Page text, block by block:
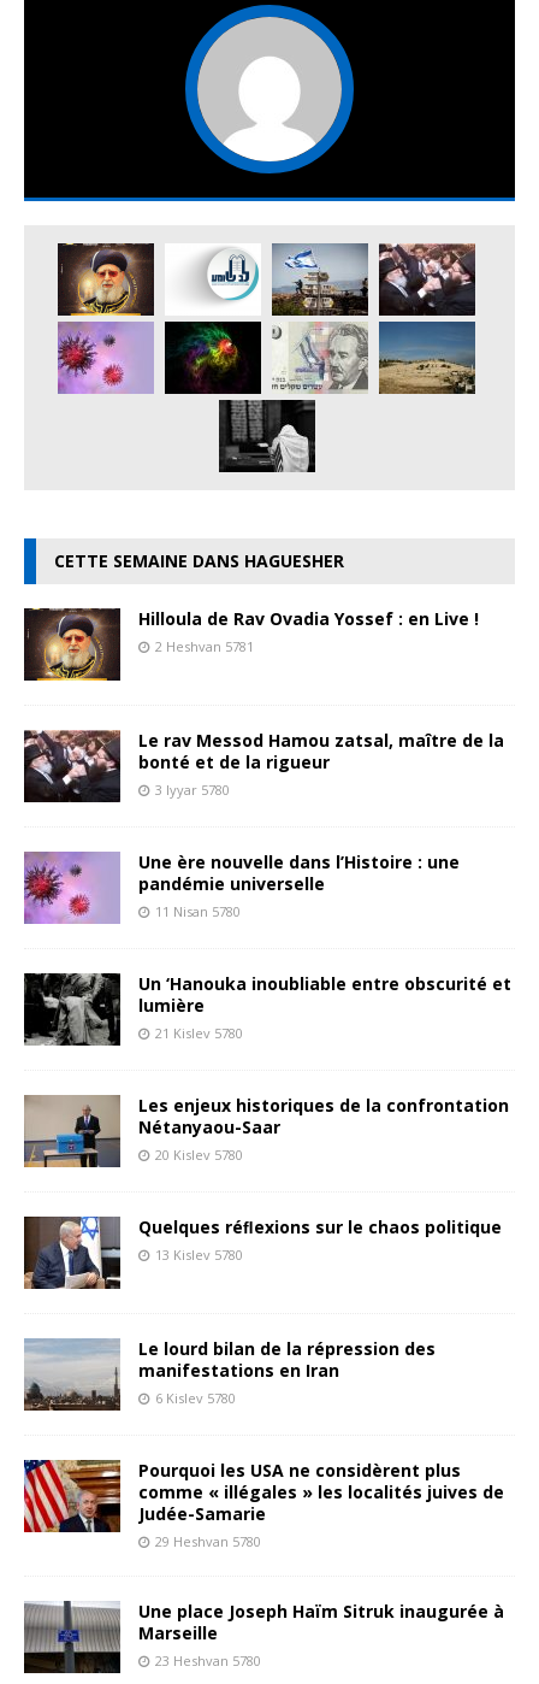
CETTE SEMAINE DANS HAGUESHER
Hilloula de Rav Ovadia Yossef : en Live !
2 Heshvan 5781
Le rav Messod Hamou zatsal, maître de la
bonté et de la rigueur
3 Iyyar 5780
Une ère nouvelle dans l’Histoire : une
pandémie universelle
11 Nisan 5780
Un ‘Hanouka inoubliable entre obscurité et
lumière
21 Kislev 5780
Les enjeux historiques de la confrontation
Nétanyaou-Saar
20 Kislev 5780
Quelques réﬂexions sur le chaos politique
13 Kislev 5780
Le lourd bilan de la répression des
manifestations en Iran
6 Kislev 5780
Pourquoi les USA ne considèrent plus
comme « illégales » les localités juives de
Judée-Samarie
29 Heshvan 5780
Une place Joseph Haïm Sitruk inaugurée à
Marseille
23 Heshvan 5780